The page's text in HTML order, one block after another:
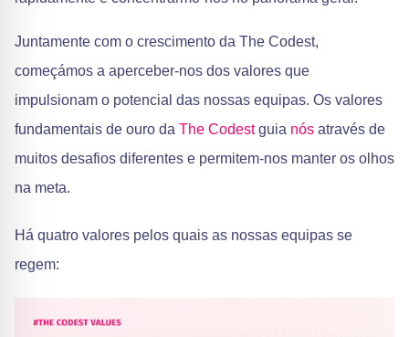
Juntamente com o crescimento da The Codest,
começámos a aperceber-nos dos valores que
impulsionam o potencial das nossas equipas. Os valores
fundamentais de ouro da The Codestguia nós através de
muitos desafios diferentes e permitem-nos manter os olhos
na meta.
Há quatro valores pelos quais as nossas equipas se
regem: